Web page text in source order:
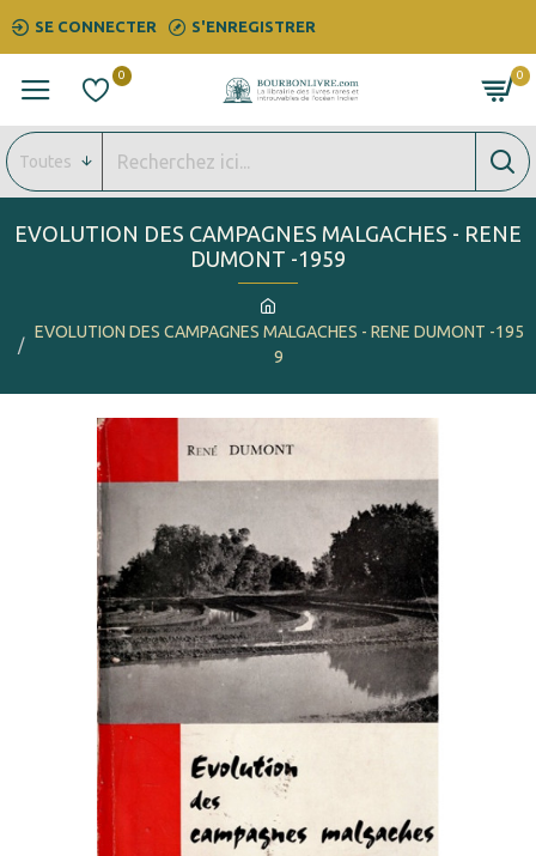
SE CONNECTER S'ENREGISTRER
0 0
Toutes
EVOLUTION DES CAMPAGNES MALGACHES - RENE DUMONT -195
9
EVOLUTION DES CAMPAGNES MALGACHES - RENE
DUMONT -1959